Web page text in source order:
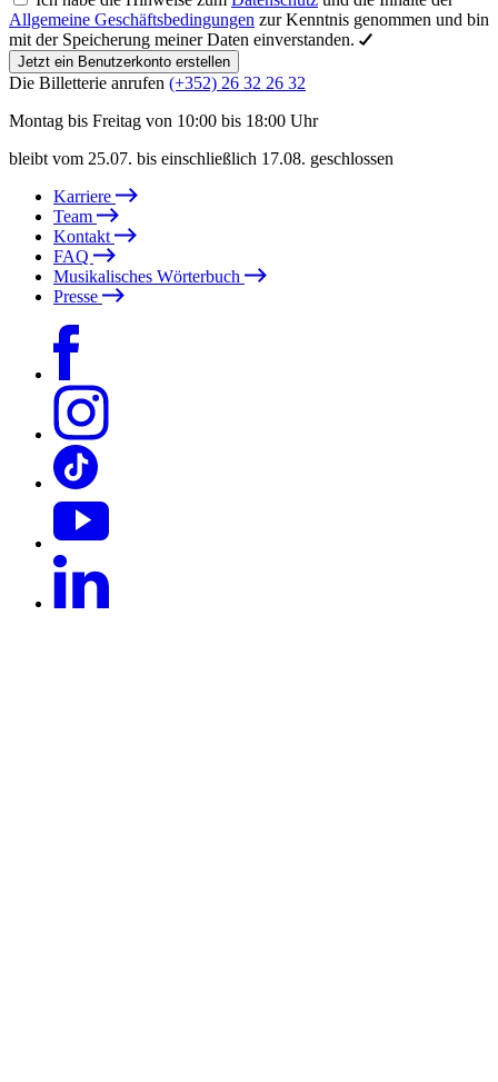
Allgemeine Geschäftsbedingungen zur Kenntnis genommen und bin
mit der Speicherung meiner Daten einverstanden.
Jetzt ein Benutzerkonto erstellen
Die Billetterie anrufen (+352) 26 32 26 32
Montag bis Freitag von 10:00 bis 18:00 Uhr
bleibt vom 25.07. bis einschließlich 17.08. geschlossen
Karriere
Team
Kontakt
FAQ
Musikalisches Wörterbuch
Presse